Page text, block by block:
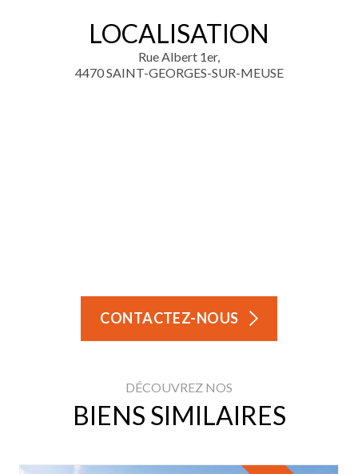
LOCALISATION
Rue Albert 1er,
4470 SAINT-GEORGES-SUR-MEUSE
CONTACTEZ-NOUS
DÉCOUVREZ NOS
BIENS SIMILAIRES